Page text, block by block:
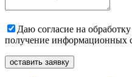
Даю согласие на
получение информационных